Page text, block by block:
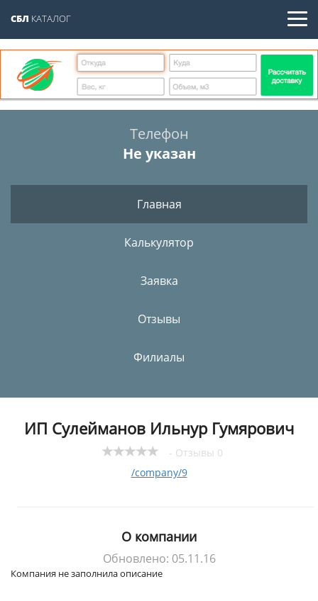
СБЛ КАТАЛОГ
Телефон
Не указан
Главная
Калькулятор
Заявка
Отзывы
Филиалы
ИП Сулейманов Ильнур Гумярович
- Отзывы 0
/company/9
О компании
Обновлено: 05.11.16
Компания не заполнила описание